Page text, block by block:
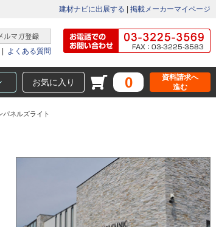
建材ナビに出展する 掲載メーカーマイページ
よくある質問
お気に入り 0
資料請求へ
進む
パネルズライト